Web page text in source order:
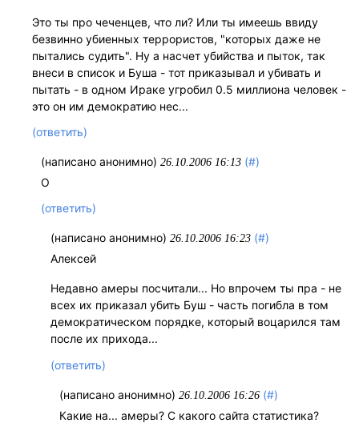
Это ты про чеченцев, что ли? Или ты имеешь ввиду
безвинно убиенных террористов, "которых даже не
пытались судить". Ну а насчет убийства и пыток, так
внеси в список и Буша - тот приказывал и убивать и
пытать - в одном Ираке угробил 0.5 миллиона человек -
это он им демократию нес...
(ответить)
(написано анонимно)26.10.2006 16:13 (#)
О
(ответить)
(написано анонимно) 26.10.2006 16:23 (#)
Алексей
Недавно амеры посчитали... Но впрочем ты пра - не
всех их приказал убить Буш - часть погибла в том
демократическом порядке, который воцарился там
после их прихода...
(ответить)
(написано анонимно)26.10.2006 16:26 (#)
Какие на... амеры? С какого сайта статистика?